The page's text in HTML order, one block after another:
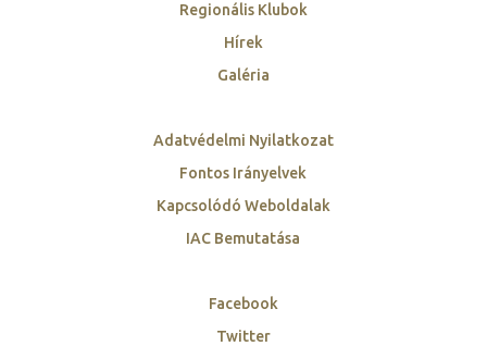
Regionális Klubok
Hírek
Galéria
Adatvédelmi Nyilatkozat
Fontos Irányelvek
Kapcsolódó Weboldalak
IAC Bemutatása
Facebook
Twitter